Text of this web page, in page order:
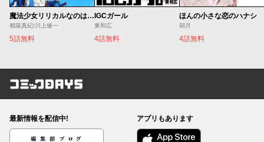
魔法少女リリカルなのは EXCEEDS
都築真紀/川上修一
5話無料
IGCガール
東和広
4話無料
ほんの小さな恋のハナシ
胡月
4話無料
コミックDAYS
最新情報を配信中!
編集部ブログ
アプリもあります